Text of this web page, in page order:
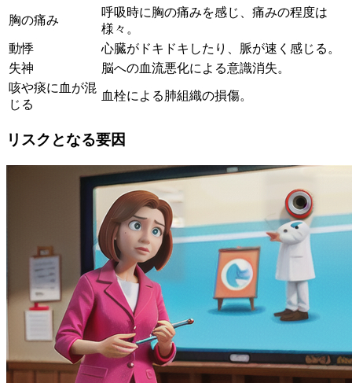
胸の痛み
呼吸時に胸の痛みを感じ、痛みの程度は
様々。
動悸
心臓がドキドキしたり、脈が速く感じる。
失神
脳への血流悪化による意識消失。
咳や痰に血が混
じる
血栓による肺組織の損傷。
リスクとなる要因